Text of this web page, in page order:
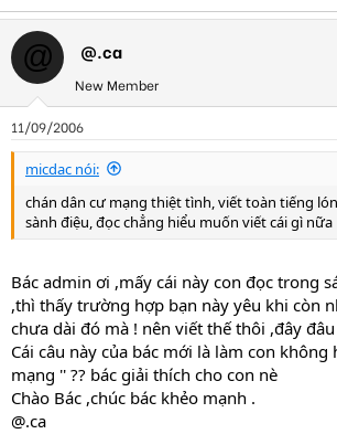
@ @.ca
New Member
11/09/2006
micdac nói:
chán dân cư mạng thiệt tình, viết toàn tiếng
sành điệu, đọc chẳng hiểu muốn viết cái gì nữa
Bác admin ơi ,mấy cái này con đọc trong
,thì thấy trường hợp bạn này yêu khi còn
chưa dài đó mà ! nên viết thế thôi ,đây
Cái câu này của bác mới là làm con không
mạng '' ?? bác giải thích cho con nè
Chào Bác ,chúc bác khẻo mạnh .
@.ca